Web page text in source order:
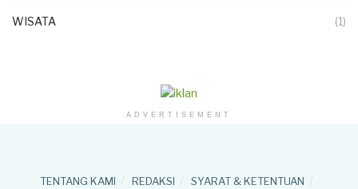
WISATA (1)
ADVERTISEMENT
TENTANG KAMI REDAKSI
SYARAT & KETENTUAN